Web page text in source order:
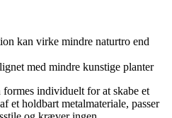
kan virke mindre naturtro end
med mindre kunstige planter
individuelt for at skabe et
et holdbart metalmateriale, passer